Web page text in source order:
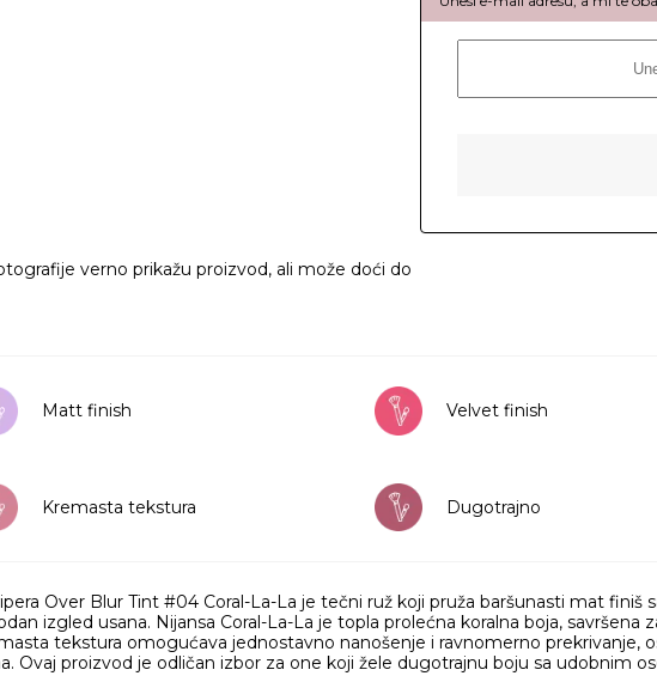
verno prikažu proizvod, ali može doći do
Matt finish Velvet finish
Kremasta tekstura Dugotrajno
Over Blur Tint #04 Coral-La-La je tečni ruž koji pruža baršunasti mat finiš
izgled usana. Nijansa Coral-La-La je topla prolećna koralna boja,
tekstura omogućava jednostavno nanošenje i ravnomerno
Ovaj proizvod je odličan izbor za one koji žele dugotrajnu boju sa udobnim